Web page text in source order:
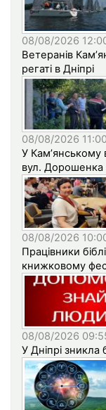
08/08/2026
Ветеранів
регаті в Дніпрі
08/08/2026
У Кам’янському
вул. Дорошенка
08/08/2026
Працівники
книжковому
08/08/2026
У Дніпрі зникла